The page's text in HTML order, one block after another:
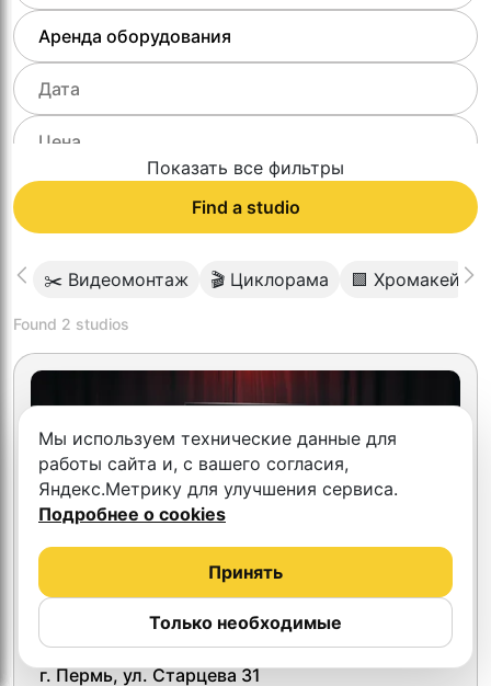
Показать все фильтры
Find a studio
✂️ Видеомонтаж 🎬 Циклорама 🟩 Хромакей
Found 2 studios
ДН studio
г. Пермь, ул. Старцева 31
Мы используем технические данные для
работы сайта и, с вашего согласия,
Яндекс.Метрику для улучшения сервиса.
Подробнее о cookies
Только необходимые
Принять